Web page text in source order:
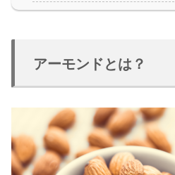
アーモンドとは？